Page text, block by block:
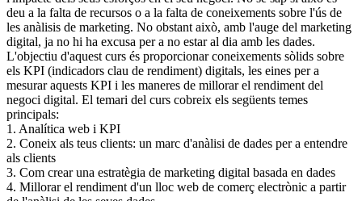
deu a la falta de recursos o a la falta de coneixements sobre l'ús de
les anàlisis de marketing. No obstant això, amb l'auge del marketing
digital, ja no hi ha excusa per a no estar al dia amb les dades.
L'objectiu d'aquest curs és proporcionar coneixements sòlids sobre
els KPI (indicadors clau de rendiment) digitals, les eines per a
mesurar aquests KPI i les maneres de millorar el rendiment del
negoci digital. El temari del curs cobreix els següents temes
principals:
1. Analítica web i KPI
2. Coneix als teus clients: un marc d'anàlisi de dades per a entendre
als clients
3. Com crear una estratègia de marketing digital basada en dades
4. Millorar el rendiment d'un lloc web de comerç electrònic a partir